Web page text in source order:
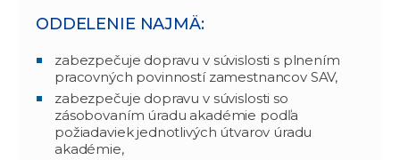
ODDELENIE NAJMÄ:
zabezpečuje dopravu v súvislosti s plnením
pracovných povinností zamestnancov SAV,
zabezpečuje dopravu v súvislosti so
zásobovaním úradu akadémie podľa
požiadaviek jednotlivých útvarov úradu
akadémie,